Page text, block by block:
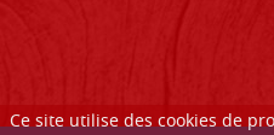
Ce site utilise des cookies de